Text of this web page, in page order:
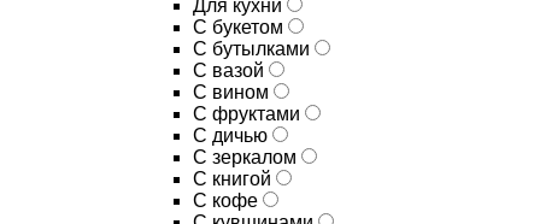
Для кухни
C букетом
C бутылками
C вазой
C вином
C фруктами
C дичью
C зеркалом
C книгой
C кофе